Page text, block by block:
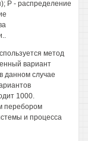
Р - распределение
метод
вариант
данном случае
1000.
перебором
и процесса